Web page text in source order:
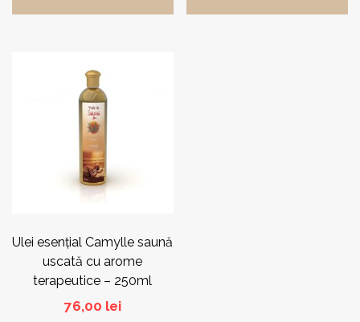
la
Ulei esențial Camylle saună
uscată cu arome
terapeutice – 250ml
76,00 lei
pagina
produsului.